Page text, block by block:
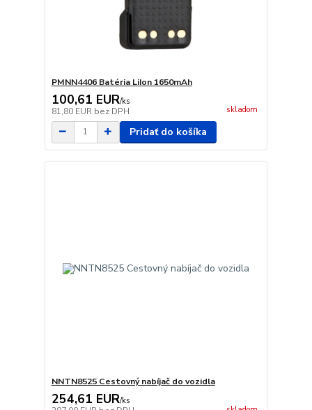
PMNN4406 Batéria LiIon 1650mAh
100,61 EUR/ks
81,80 EUR bez DPH skladom
Pridať do košíka
NNTN8525 Cestovný nabíjač do vozidla
254,61 EUR/ks